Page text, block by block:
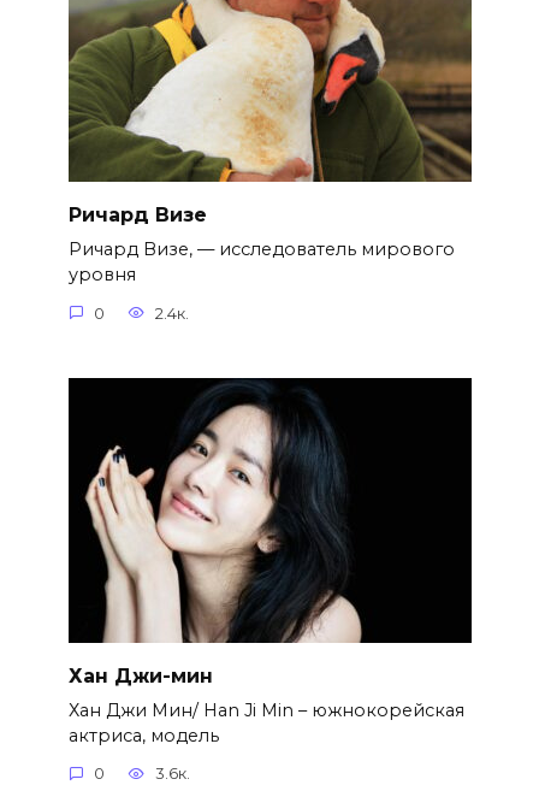
Ричард Визе
Ричард Визе, — исследователь мирового
уровня
0 2.4к.
Хан Джи-мин
Хан Джи Мин/ Han Ji Min – южнокорейская
актриса, модель
0 3.6к.